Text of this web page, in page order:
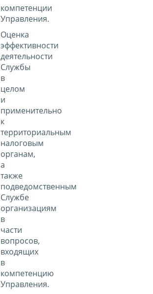
компетенции
Управления.
Оценка
эффективности
деятельности
Службы
в
целом
и
применительно
к
территориальным
налоговым
органам,
а
также
подведомственным
Службе
организациям
в
части
вопросов,
входящих
в
компетенцию
Управления.